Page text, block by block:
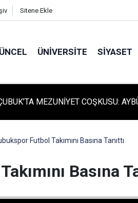
Sitene Ekle
ÜNIVERSITE SIYASET
ÇUBUK'TA TARİHİ GÜN: PROTÜRK
ATILDI
Futbol Takımını Basına Tanıttı
Basına